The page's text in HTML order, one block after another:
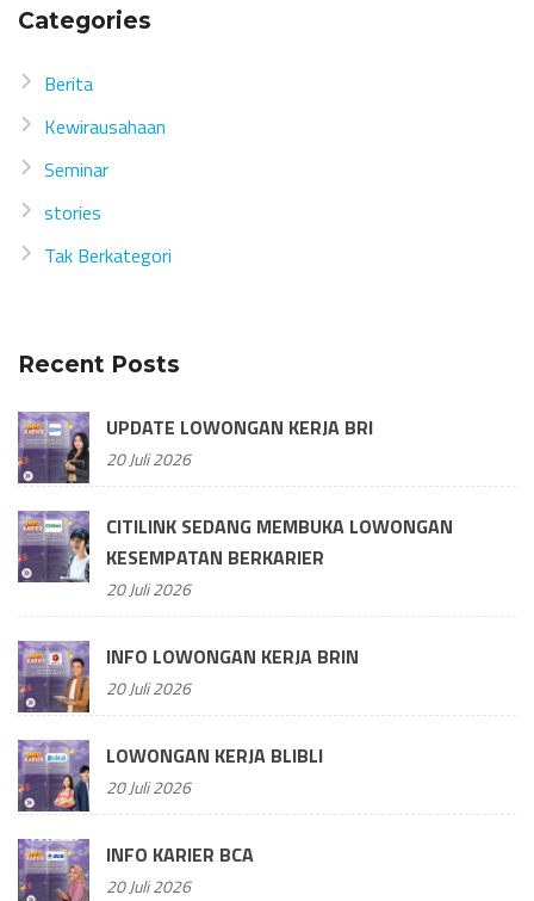
Categories
Berita
Kewirausahaan
Seminar
stories
Tak Berkategori
Recent Posts
UPDATE LOWONGAN KERJA BRI
20 Juli 2026
CITILINK SEDANG MEMBUKA LOWONGAN
KESEMPATAN BERKARIER
20 Juli 2026
INFO LOWONGAN KERJA BRIN
20 Juli 2026
LOWONGAN KERJA BLIBLI
20 Juli 2026
INFO KARIER BCA
20 Juli 2026